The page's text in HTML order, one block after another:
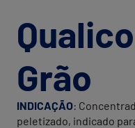
Grão
INDICAÇÃO:
peletizado, indicado